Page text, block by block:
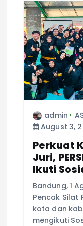
a
t
o
admin
August 3,
Perkuat
Juri,
Ikuti
Bandung, 1
Pencak Silat
kota dan
mengikuti